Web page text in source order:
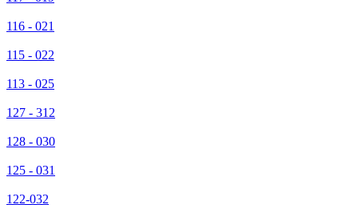
116 - 021
115 - 022
113 - 025
127 - 312
128 - 030
125 - 031
122-032